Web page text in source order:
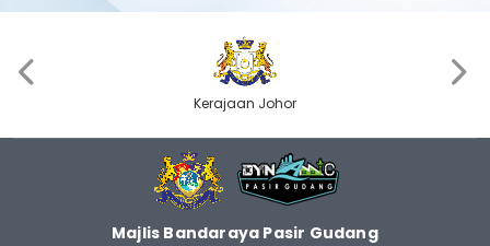
Kerajaan Johor
Majlis Bandaraya Pasir Gudang